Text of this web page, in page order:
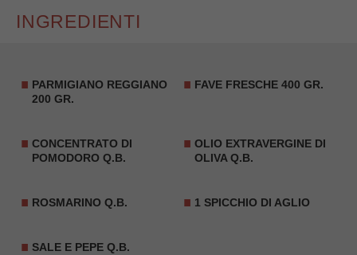
INGREDIENTI
PARMIGIANO REGGIANO
200 GR.
FAVE FRESCHE 400 GR.
CONCENTRATO DI
POMODORO Q.B.
OLIO EXTRAVERGINE DI
OLIVA Q.B.
ROSMARINO Q.B. 1 SPICCHIO DI AGLIO
SALE E PEPE Q.B.